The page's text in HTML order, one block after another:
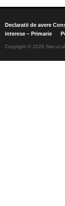
Declaratii de avere
interese – Primarie
Copyright © 2026 Site-ul